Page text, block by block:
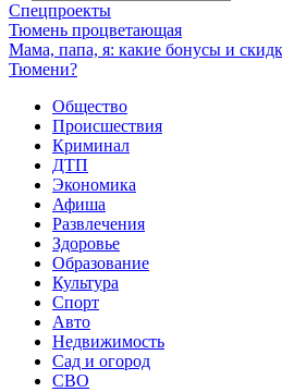
Спецпроекты
Тюмень процветающая
Мама, папа, я: какие бонусы и
Тюмени?
Общество
Происшествия
Криминал
ДТП
Экономика
Афиша
Развлечения
Здоровье
Образование
Культура
Спорт
Авто
Недвижимость
Сад и огород
СВО